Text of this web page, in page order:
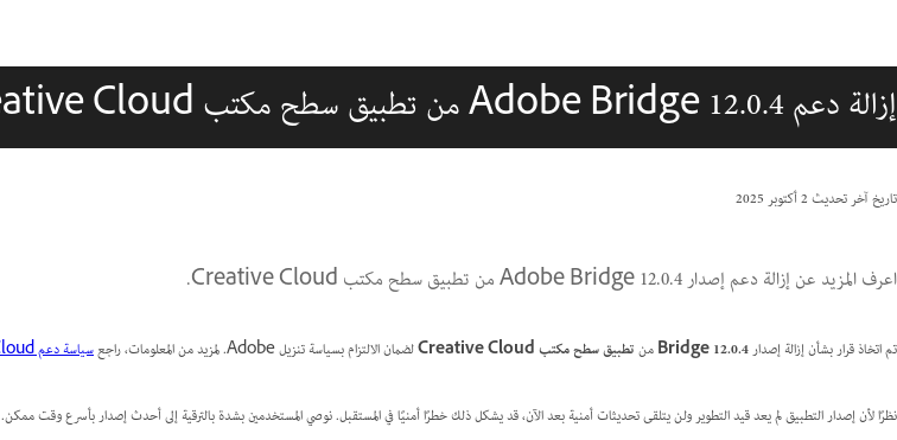
إزالة دعم Adobe Bridge 12.0.4 من تطبيق سطح مكتب Creative Cloud
تاريخ آخر تحديث2 أكتوبر 2025
اعرف المزيد عن إزالة دعم إصدار Adobe Bridge 12.0.4 من تطبيق سطح مكتب Creative Cloud.
تم اتخاذ قرار بشأن إزالة إصدار Bridge12.0.4 منتطبيق سطح مكتب Creative Cloud لضمان الالتزام بسياسة تنزيل Adobe. لمزيد من المعلومات، راجع سياسة دعم Creative Cloud
نظرًا لأن إصدار التطبيق لم يعد قيد التطوير ولن يتلقى تحديثات أمنية بعد الآن، قد يشكل ذلك خطرًا أمنيًا في المستقبل. نوصي المستخدمين بشدة بالترقية إلى أحدث إصدار بأسرع وقت ممكن.